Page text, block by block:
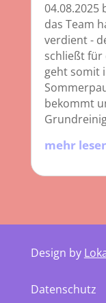
04.08.2025
das Team
verdient -
schließt für
geht somit
bekommt
mehr
Design by
Datenschutz